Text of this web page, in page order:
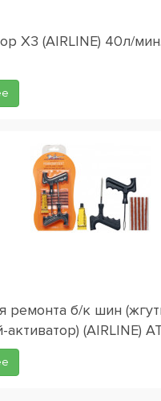
X3 (AIRLINE) 40л/
ремонта б/к шин
активатор) (AIRLINE)